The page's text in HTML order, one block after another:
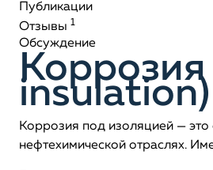
Публикации
Отзывы 1
Обсуждение
insulation)
Коррозия под изоляцией — это
нефтехимической отраслях.